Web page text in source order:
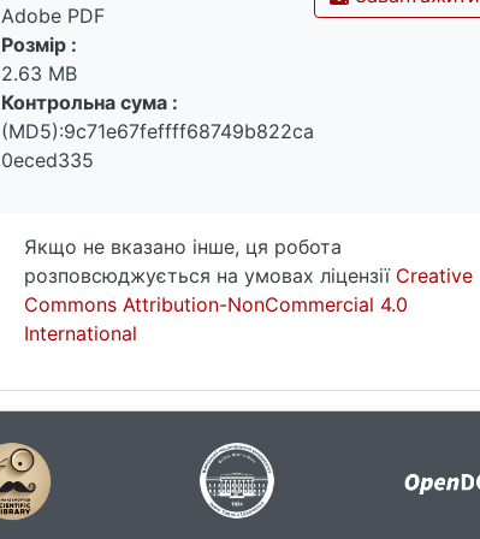
Adobe PDF
Розмір :
2.63 MB
Контрольна сума :
(MD5):9c71e67feffff68749b822ca
0eced335
Якщо не вказано інше, ця робота
розповсюджується на умовах ліцензії Creative
Commons Attribution-NonCommercial 4.0
International